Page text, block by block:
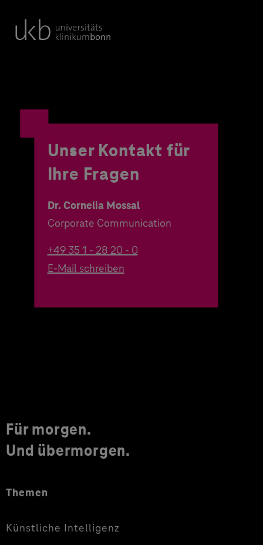
Unser Kontakt für
Ihre Fragen
Dr. Cornelia Mossal
Corporate Communication
+49 35 1 - 28 20 - 0
E-Mail schreiben
Für morgen.
Und übermorgen.
Themen
Künstliche Intelligenz